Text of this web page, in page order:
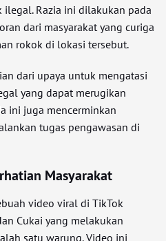
ilegal. Razia ini dilakukan pada
dari masyarakat yang curiga
rokok di lokasi tersebut.
dari upaya untuk mengatasi
yang dapat merugikan
ini juga mencerminkan
tugas pengawasan di
Masyarakat
video viral di TikTok
Cukai yang melakukan
satu warung. Video ini